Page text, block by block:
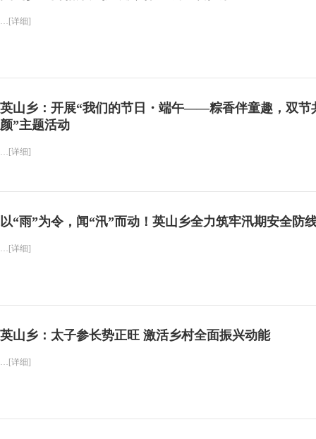
…[详细]
英山乡：开展“我们的节日・端午——粽香伴童趣，双节
颜”主题活动
…[详细]
以“雨”为令，闻“汛”而动！英山乡全力筑牢汛期安全防
…[详细]
英山乡：太子参长势正旺 激活乡村全面振兴动能
…[详细]